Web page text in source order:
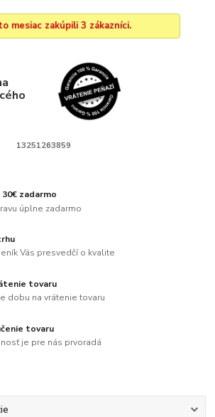
mesiac zakúpili 3 zákazníci.
13251263859
zadarmo
úplne zadarmo
Vás presvedčí o kvalite
tovaru
dobu na vrátenie tovaru
tovaru
je pre nás prvoradá